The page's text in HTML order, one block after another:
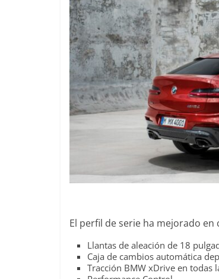
El perfil de serie ha mejorado en
Llantas de aleación de 18
Caja de cambios automática
Tracción BMW xDrive en todas